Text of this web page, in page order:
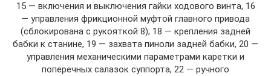
15 — включения и выключения гайки ходового винта, 16
— управления фрикционной муфтой главного привода
(сблокирована с рукояткой 8); 18 — крепления задней
бабки к станине, 19 — захвата пиноли задней бабки, 20 —
управления механическими параметрами каретки и
поперечных салазок суппорта, 22 — ручного